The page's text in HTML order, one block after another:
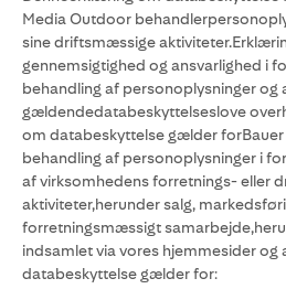
Media Outdoor
sine driftsmæssige
gennemsigtighed og ansvarlighed i
behandling af personoplysninger og
gældendedatabeskyttelseslove
om databeskyttelse gælder
behandling af personoplysninger i
af virksomhedens forretnings- eller
aktiviteter,herunder salg,
forretningsmæssigt
indsamlet via vores hjemmesider og
databeskyttelse gælder for: